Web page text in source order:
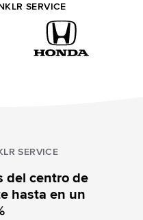
SERVICE
SERVICE
del centro de
hasta en un